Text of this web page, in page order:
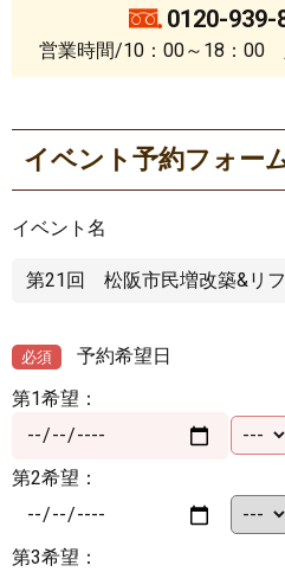
0120-939-
営業時間/10：00～18：00
イベント予約フォー
イベント名
必須
予約希望日
第1希望：
第2希望：
第3希望：